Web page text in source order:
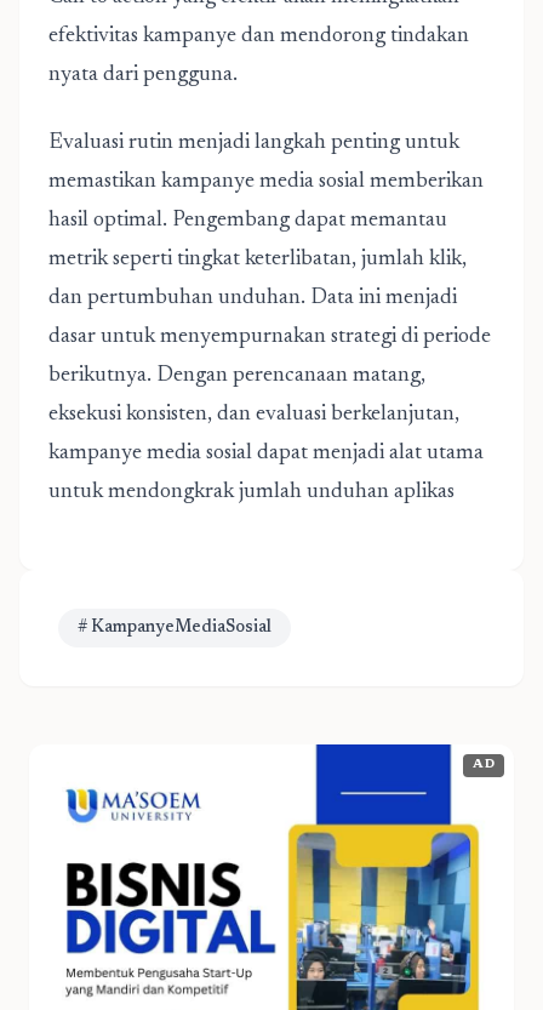
efektivitas kampanye dan mendorong tindakan
nyata dari pengguna.
Evaluasi rutin menjadi langkah penting untuk
memastikan kampanye media sosial memberikan
hasil optimal. Pengembang dapat memantau
metrik seperti tingkat keterlibatan, jumlah klik,
dan pertumbuhan unduhan. Data ini menjadi
dasar untuk menyempurnakan strategi di periode
berikutnya. Dengan perencanaan matang,
eksekusi konsisten, dan evaluasi berkelanjutan,
kampanye media sosial dapat menjadi alat utama
untuk mendongkrak jumlah unduhan aplikas
# KampanyeMediaSosial
AD